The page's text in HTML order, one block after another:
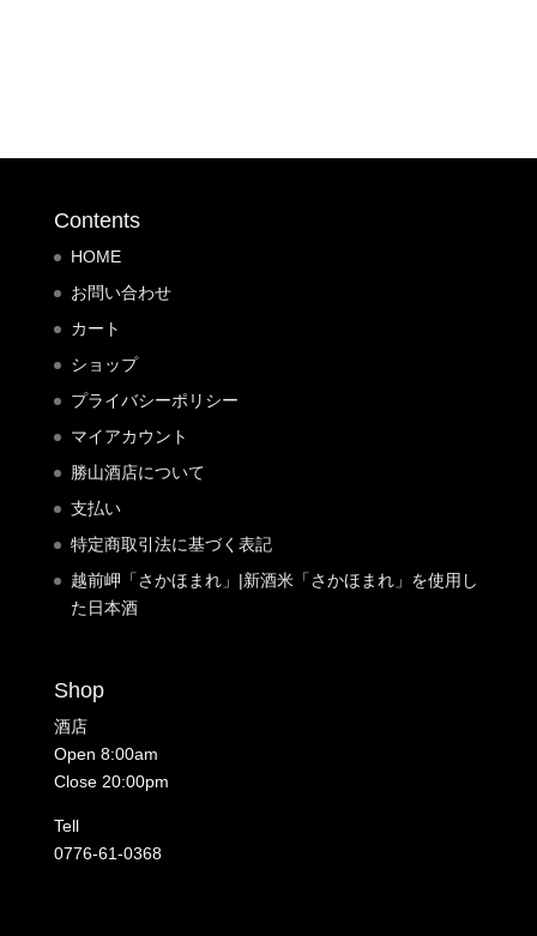
Contents
HOME
お問い合わせ
カート
ショップ
プライバシーポリシー
マイアカウント
勝山酒店について
支払い
特定商取引法に基づく表記
越前岬「さかほまれ」|新酒米「さかほまれ」を使用し
た日本酒
Shop
酒店
Open 8:00am
Close 20:00pm
Tell
0776-61-0368